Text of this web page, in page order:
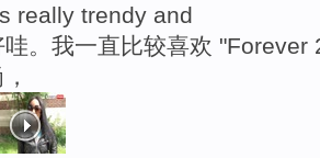
really trendy and
哇。我一直比较喜欢 "Forever